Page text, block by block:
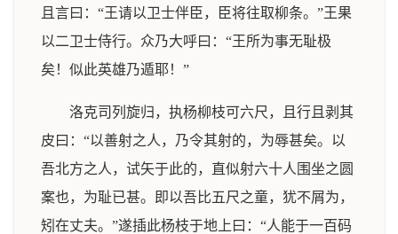
且言曰：“王请以卫士伴臣，臣将往取柳条。”王果
以二卫士侍行。众乃大呼曰：“王所为事无耻极
矣！似此英雄乃遁耶！”
洛克司列旋归，执杨柳枝可六尺，且行且剥其
皮曰：“以善射之人，乃令其射的，为辱甚矣。以
吾北方之人，试矢于此的，直似射六十人围坐之圆
案也，为耻已甚。即以吾比五尺之童，犹不屑为，
矧在丈夫。”遂插此杨枝于地上曰：“人能于一百码